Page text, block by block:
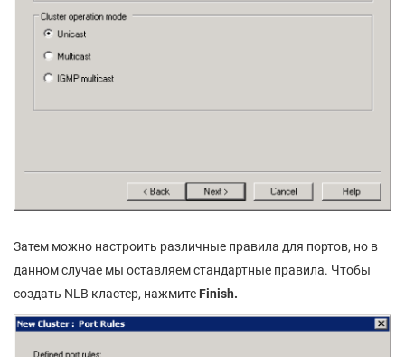
Затем можно настроить различные правила для портов, но в
данном случае мы оставляем стандартные правила. Чтобы
создать NLB кластер, нажмите Finish.